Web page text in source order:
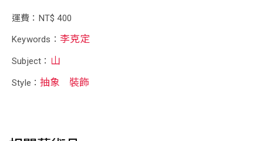
運費：NT$ 400
Keywords： 李克定
Subject： 山
Style：抽象 裝飾